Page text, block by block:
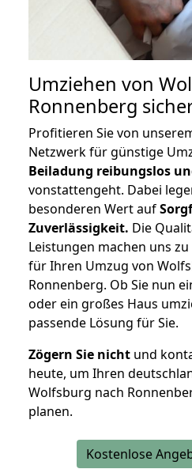
Umziehen von
Ronnenberg
Profitieren Sie von
Netzwerk für günstige
Beiladung reibungslos
vonstattengeht. Dabei
besonderen Wert auf
Zuverlässigkeit. Die
Leistungen machen uns
für Ihren Umzug von
Ronnenberg. Ob Sie nun
oder ein großes Haus
passende Lösung für Sie.
Zögern Sie nicht und
heute, um Ihren
Wolfsburg nach
planen.
Kostenlose